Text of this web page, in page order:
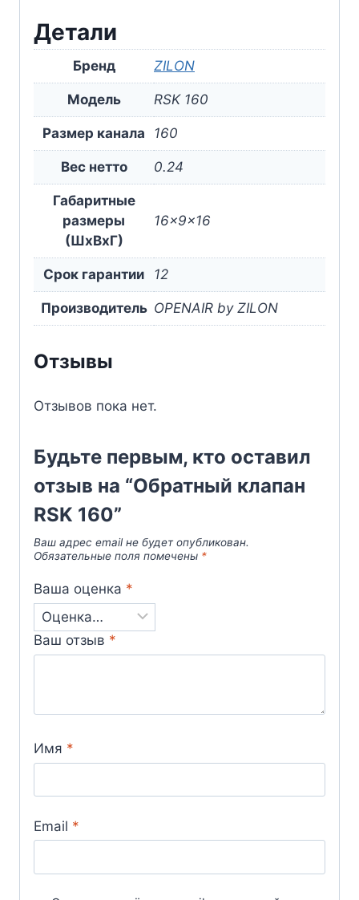
Детали
Бренд ZILON
Модель RSK 160
Размер канала 160
Вес нетто 0.24
Габаритные
размеры
(ШxВxГ)
16x9x16
Срок гарантии 12
Производитель OPENAIR by ZILON
Отзывы
Отзывов пока нет.
Будьте первым, кто оставил
отзыв на “Обратный клапан
RSK 160”
Ваш адрес email не будет опубликован.
Обязательные поля помечены *
Ваша оценка *
Ваш отзыв *
Имя *
Email *